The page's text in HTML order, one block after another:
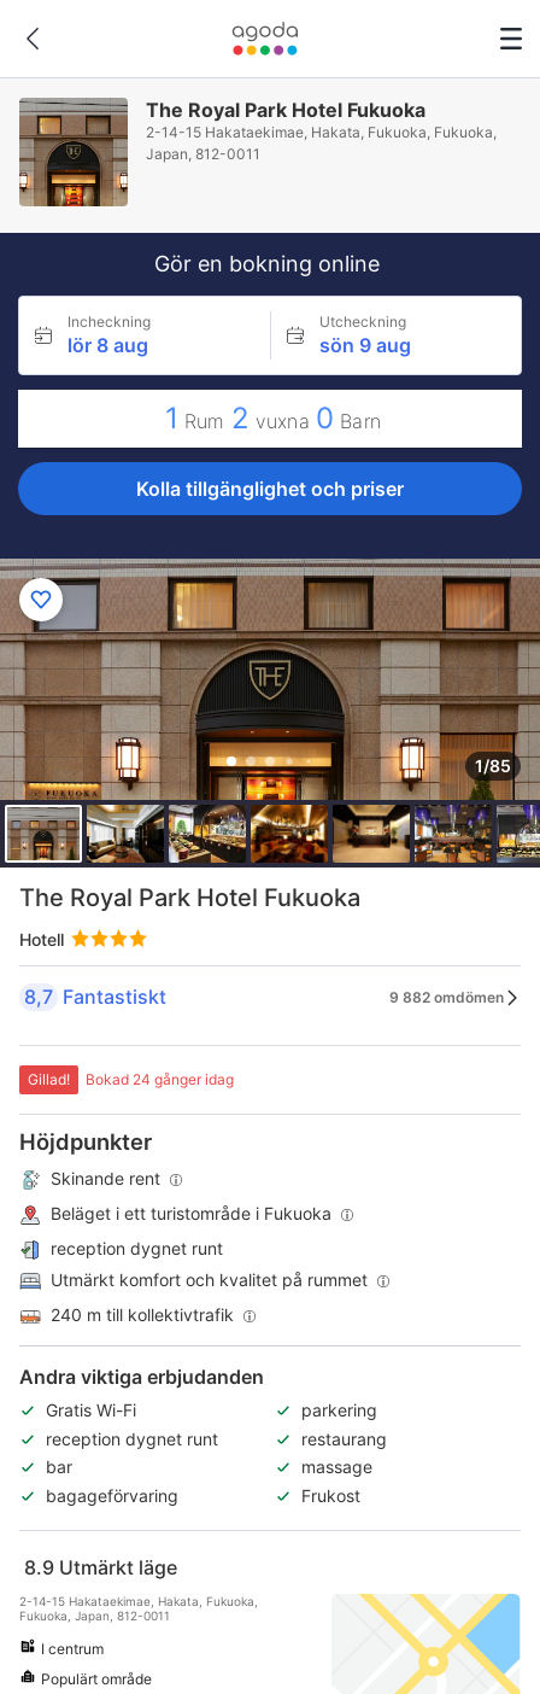
The Royal Park Hotel Fukuoka
2-14-15 Hakataekimae, Hakata, Fukuoka, Fukuoka,
Japan, 812-0011
Gör en bokning online
Incheckning
lör 8 aug
Utcheckning
sön 9 aug
1 Rum 2 vuxna 0 Barn
Kolla tillgänglighet och priser
1/85
The Royal Park Hotel Fukuoka
Hotell
8,7 Fantastiskt 9 882 omdömen
Gillad! Bokad 24 gånger idag
Höjdpunkter
Skinande rent
Beläget i ett turistområde i Fukuoka
reception dygnet runt
Utmärkt komfort och kvalitet på rummet
240 m till kollektivtrafik
Andra viktiga erbjudanden
Gratis Wi-Fi
parkering
reception dygnet runt
restaurang
bar
massage
bagageförvaring
Frukost
8.9 Utmärkt läge
2-14-15 Hakataekimae, Hakata, Fukuoka,
Fukuoka, Japan, 812-0011
I centrum
Populärt område